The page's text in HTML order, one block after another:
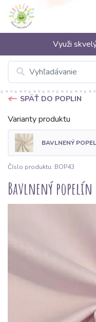
Využi
SPÄŤ DO POPLIN
Varianty produktu
BAVLNENÝ
Číslo produktu: BOP43
Bavlnený